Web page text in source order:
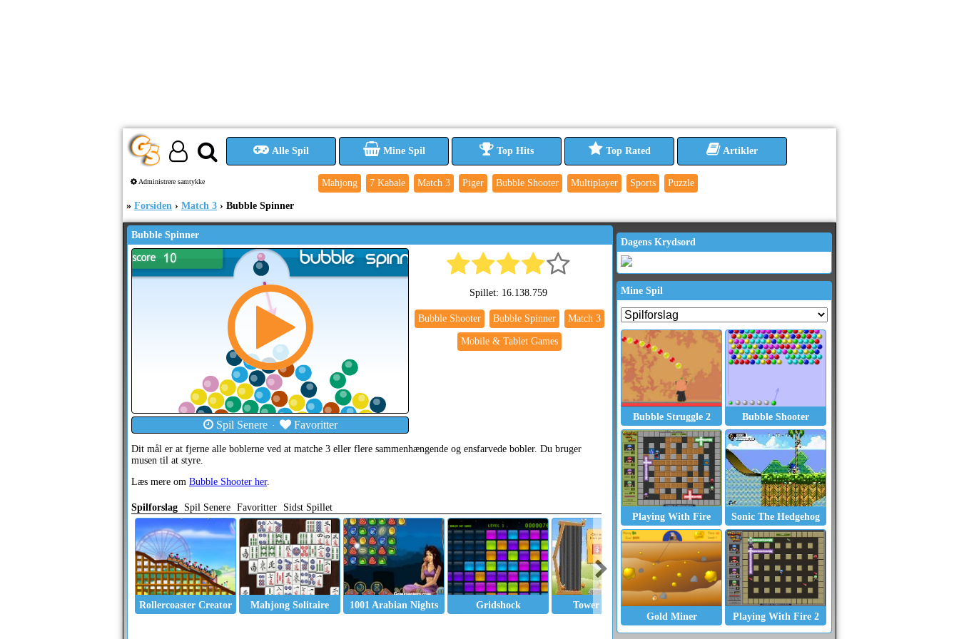
Administrere samtykke
Alle Spil Mine Spil Top Hits Top Rated Artikler
Mahjong 7 Kabale Match 3 Piger Bubble Shooter Multiplayer Sports Puzzle
Forsiden Match 3 Bubble Spinner
Bubble Spinner
Spil Senere · Favoritter
Spillet: 16.138.759
Bubble Shooter Bubble Spinner Match 3
Mobile & Tablet Games
Dit mål er at fjerne alle boblerne ved at matche 3 eller flere sammenhængende og ensfarvede bobler. Du bruger
musen til at styre.
Læs mere om Bubble Shooter her.
Spilforslag Spil Senere Favoritter Sidst Spillet
Rollercoaster Creator Mahjong Solitaire 1001 Arabian Nights Gridshock Tower Blaster Mouse Maniac Zuma - The Sorcerer
Dagens Krydsord
Mine Spil
Bubble Struggle 2 Bubble Shooter
Playing With Fire Sonic The Hedgehog
Gold Miner Playing With Fire 2